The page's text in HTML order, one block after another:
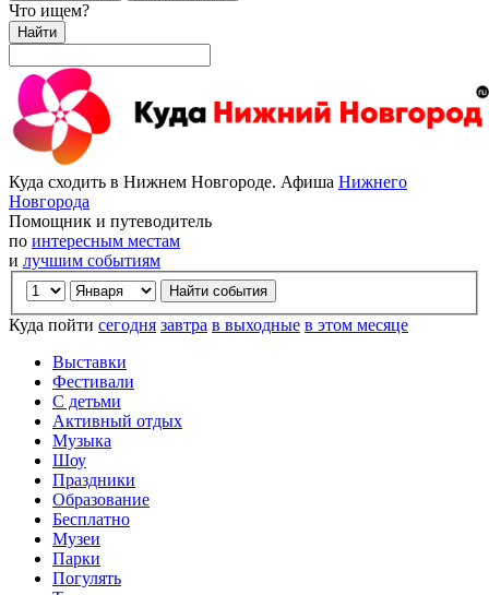
Что ищем?
Найти
Куда сходить в Нижнем Новгороде. Афиша Нижнего
Новгорода
Помощник и путеводитель
по интересным местам
и лучшим событиям
Куда пойти сегодня завтра в выходные в этом месяце
Выставки
Фестивали
С детьми
Активный отдых
Музыка
Шоу
Праздники
Образование
Бесплатно
Музеи
Парки
Погулять